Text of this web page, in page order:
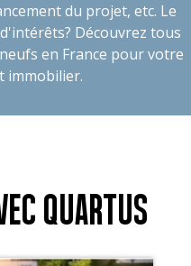
du projet, etc. Le
Découvrez tous
en France pour votre
immobilier.
QUARTUS